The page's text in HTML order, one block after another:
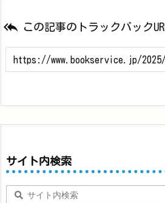
 この記事のトラックバックURL
サイト内検索